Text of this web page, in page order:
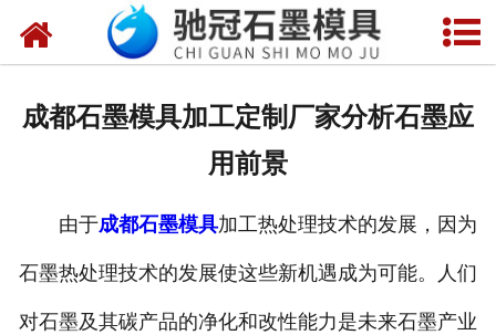
网站首页
联系我们
成都石墨模具加工定制厂家分析石墨应
用前景
由于成都石墨模具加工热处理技术的发展，因为
石墨热处理技术的发展使这些新机遇成为可能。人们
对石墨及其碳产品的净化和改性能力是未来石墨产业